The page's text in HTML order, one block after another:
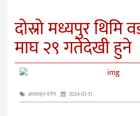
दोस्रो मध्यपुर थिमि
माघ २९ गतेदेखी हुने
अनलाइन दर्पण 2024-01-31